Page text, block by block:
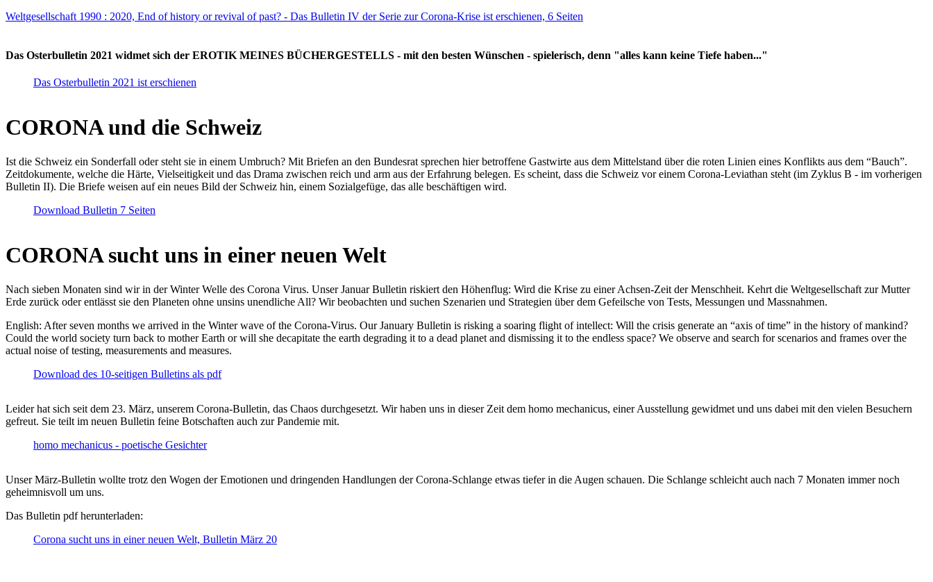
Weltgesellschaft 1990 : 2020, End of history or revival of past? - Das Bulletin IV der Serie zur Corona-Krise ist erschienen, 6 Seiten
Das Osterbulletin 2021 widmet sich der EROTIK MEINES BÜCHERGESTELLS - mit den besten Wünschen - spielerisch, denn "alles kann keine Tiefe haben..."
Das Osterbulletin 2021 ist erschienen
CORONA und die Schweiz
Ist die Schweiz ein Sonderfall oder steht sie in einem Umbruch? Mit Briefen an den Bundesrat sprechen hier betroffene Gastwirte aus dem Mittelstand über die roten Linien eines Konflikts aus dem “Bauch”.
Zeitdokumente, welche die Härte, Vielseitigkeit und das Drama zwischen reich und arm aus der Erfahrung belegen. Es scheint, dass die Schweiz vor einem Corona-Leviathan steht (im Zyklus B - im vorherigen
Bulletin II). Die Briefe weisen auf ein neues Bild der Schweiz hin, einem Sozialgefüge, das alle beschäftigen wird.
Download Bulletin 7 Seiten
CORONA sucht uns in einer neuen Welt
Nach sieben Monaten sind wir in der Winter Welle des Corona Virus. Unser Januar Bulletin riskiert den Höhenflug: Wird die Krise zu einer Achsen-Zeit der Menschheit. Kehrt die Weltgesellschaft zur Mutter
Erde zurück oder entlässt sie den Planeten ohne unsins unendliche All? Wir beobachten und suchen Szenarien und Strategien über dem Gefeilsche von Tests, Messungen und Massnahmen.
English: After seven months we arrived in the Winter wave of the Corona-Virus. Our January Bulletin is risking a soaring flight of intellect: Will the crisis generate an “axis of time” in the history of mankind?
Could the world society turn back to mother Earth or will she decapitate the earth degrading it to a dead planet and dismissing it to the endless space? We observe and search for scenarios and frames over the
actual noise of testing, measurements and measures.
Download des 10-seitigen Bulletins als pdf
Leider hat sich seit dem 23. März, unserem Corona-Bulletin, das Chaos durchgesetzt. Wir haben uns in dieser Zeit dem homo mechanicus, einer Ausstellung gewidmet und uns dabei mit den vielen Besuchern
gefreut. Sie teilt im neuen Bulletin feine Botschaften auch zur Pandemie mit.
homo mechanicus - poetische Gesichter
Unser März-Bulletin wollte trotz den Wogen der Emotionen und dringenden Handlungen der Corona-Schlange etwas tiefer in die Augen schauen. Die Schlange schleicht auch nach 7 Monaten immer noch
geheimnisvoll um uns.
Das Bulletin pdf herunterladen:
Corona sucht uns in einer neuen Welt, Bulletin März 20